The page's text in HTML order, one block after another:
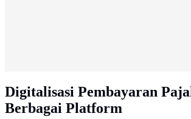
Digitalisasi Pembayaran
Berbagai Platform